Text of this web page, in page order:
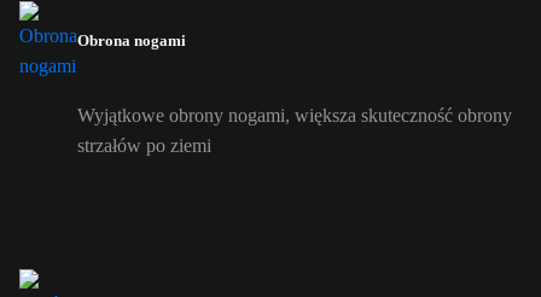
Obrona nogami
Wyjątkowe obrony nogami, większa skuteczność obrony
strzałów po ziemi